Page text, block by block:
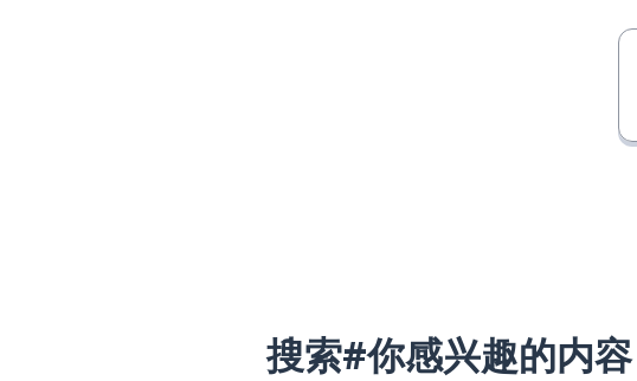
搜索#你感兴趣的内容